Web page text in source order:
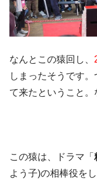
なんとこの猿回し、
しまったそうです
て来たということ
この猿は、ドラマ「
よう子)の相棒役を